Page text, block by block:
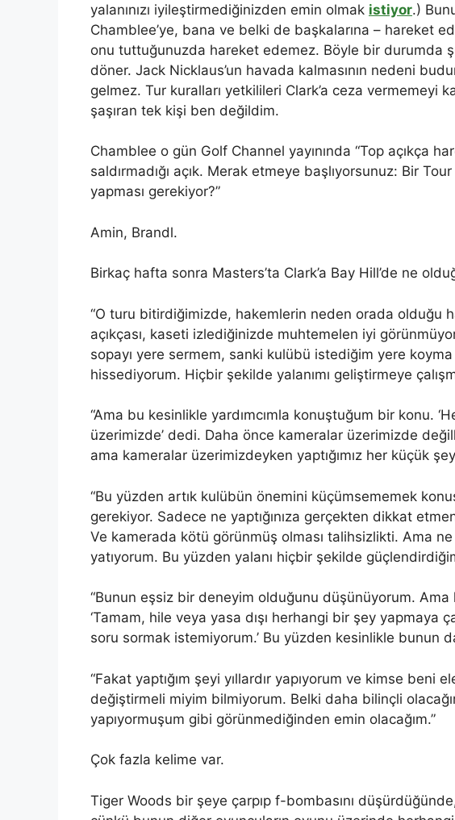
yalanınızı iyileştirmediğinizden emin olmak istiyor.)
Chamblee’ye, bana ve belki de başkalarına – hareket
onu tuttuğunuzda hareket edemez. Böyle bir durumda
döner. Jack Nicklaus’un havada kalmasının nedeni
gelmez. Tur kuralları yetkilileri Clark’a ceza vermemeyi
şaşıran tek kişi ben değildim.
Chamblee o gün Golf Channel yayınında “Top açıkça
saldırmadığı açık. Merak etmeye başlıyorsunuz: Bir
yapması gerekiyor?”
Amin, Brandl.
Birkaç hafta sonra Masters’ta Clark’a Bay Hill’de ne
“O turu bitirdiğimizde, hakemlerin neden orada olduğu
açıkçası, kaseti izlediğinizde muhtemelen iyi
sopayı yere sermem, sanki kulübü istediğim yere
hissediyorum. Hiçbir şekilde yalanımı geliştirmeye
“Ama bu kesinlikle yardımcımla konuştuğum bir konu.
üzerimizde’ dedi. Daha önce kameralar üzerimizde
ama kameralar üzerimizdeyken yaptığımız her küçük
“Bu yüzden artık kulübün önemini küçümsememek
gerekiyor. Sadece ne yaptığınıza gerçekten dikkat
Ve kamerada kötü görünmüş olması talihsizlikti. Ama
yatıyorum. Bu yüzden yalanı hiçbir şekilde
“Bunun eşsiz bir deneyim olduğunu düşünüyorum.
‘Tamam, hile veya yasa dışı herhangi bir şey yapmaya
soru sormak istemiyorum.’ Bu yüzden kesinlikle bunun
“Fakat yaptığım şeyi yıllardır yapıyorum ve kimse beni
değiştirmeli miyim bilmiyorum. Belki daha bilinçli
yapıyormuşum gibi görünmediğinden emin olacağım.”
Çok fazla kelime var.
Tiger Woods bir şeye çarpıp f-bombasını